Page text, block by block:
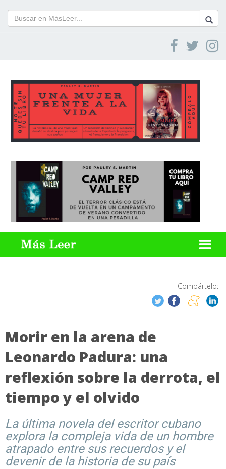
Compártelo:
Morir en la arena de
Leonardo Padura: una
reflexión sobre la derrota, el
tiempo y el olvido
La última novela del escritor cubano
explora la compleja vida de un hombre
atrapado entre sus recuerdos y el
devenir de la historia de su país